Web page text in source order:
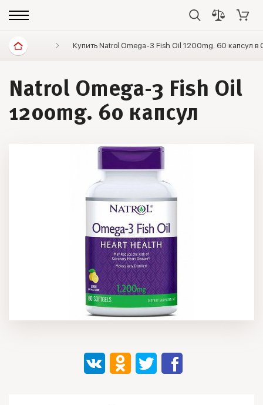
Витамины и минералы Полезные жирные кислоты
Купить Natrol Omega-3 Fish Oil 1200mg. 60 капсул в
Natrol Omega-3 Fish Oil
1200mg. 60 капсул